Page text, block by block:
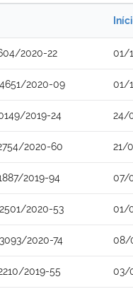
2020-22 01/
2020-09 01/
2019-24 24/
2020-60 21/
2019-94 07/
2020-53 01/
2020-74 08/
2019-55 03/